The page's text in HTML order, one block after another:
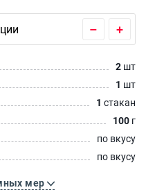
– +
2 шт
1 шт
1 стакан
100 г
по вкусу
по вкусу
мер